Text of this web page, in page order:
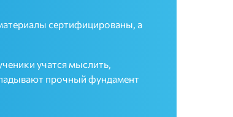
сертифицированы, а
учатся мыслить,
прочный фундамент